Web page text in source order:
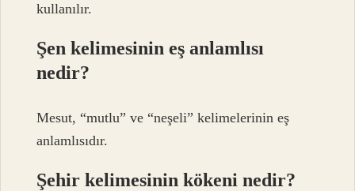
kullanılır.
Şen kelimesinin eş anlamlısı
nedir?
Mesut, “mutlu” ve “neşeli” kelimelerinin eş
anlamlısıdır.
Şehir kelimesinin kökeni nedir?